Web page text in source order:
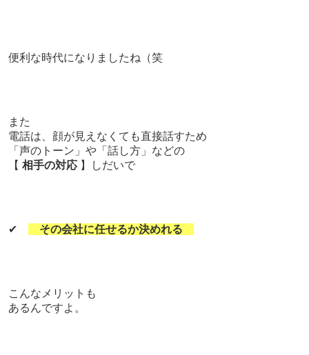
便利な時代になりましたね（笑
また
電話は、顔が見えなくても直接話すため
「声のトーン」や「話し方」などの
【 相手の対応】しだいで
✔ その会社に任せるか決めれる
こんなメリットも
あるんですよ。